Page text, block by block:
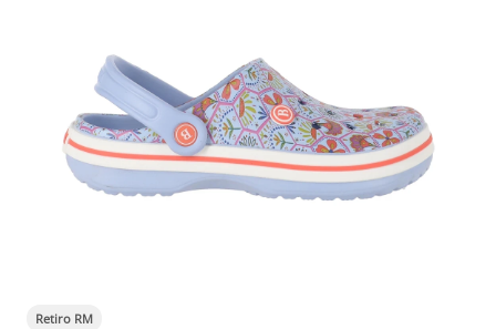
Retiro RM